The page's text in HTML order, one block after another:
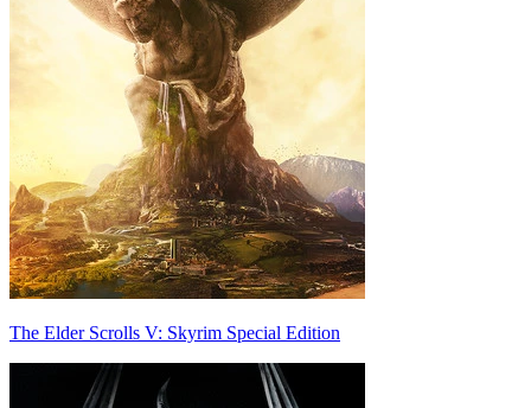
The Elder Scrolls V: Skyrim Special Edition